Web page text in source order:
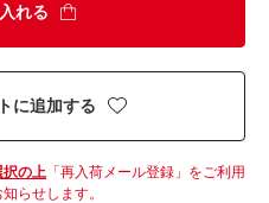
れる
に追加する
の上 「再入荷メール登録」をご利用
らせします。